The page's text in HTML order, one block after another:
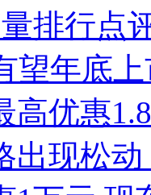
排行点
望年底
高优惠
出现松